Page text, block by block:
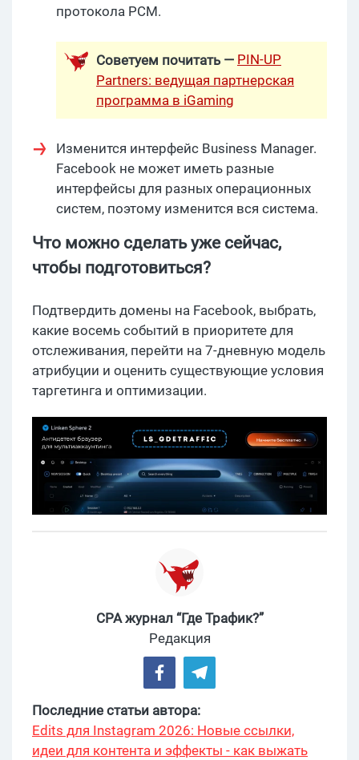
протокола PCM.
Советуем почитать — PIN-UP
Partners: ведущая партнерская
программа в iGaming
Изменится интерфейс Business Manager.
Facebook не может иметь разные
интерфейсы для разных операционных
систем, поэтому изменится вся система.
Что можно сделать уже сейчас,
чтобы подготовиться?
Подтвердить домены на Facebook, выбрать,
какие восемь событий в приоритете для
отслеживания, перейти на 7-дневную модель
атрибуции и оценить существующие условия
таргетинга и оптимизации.
CPA журнал “Где Трафик?”
Редакция
Последние статьи автора:
Edits для Instagram 2026: Новые ссылки,
идеи для контента и эффекты - как выжать